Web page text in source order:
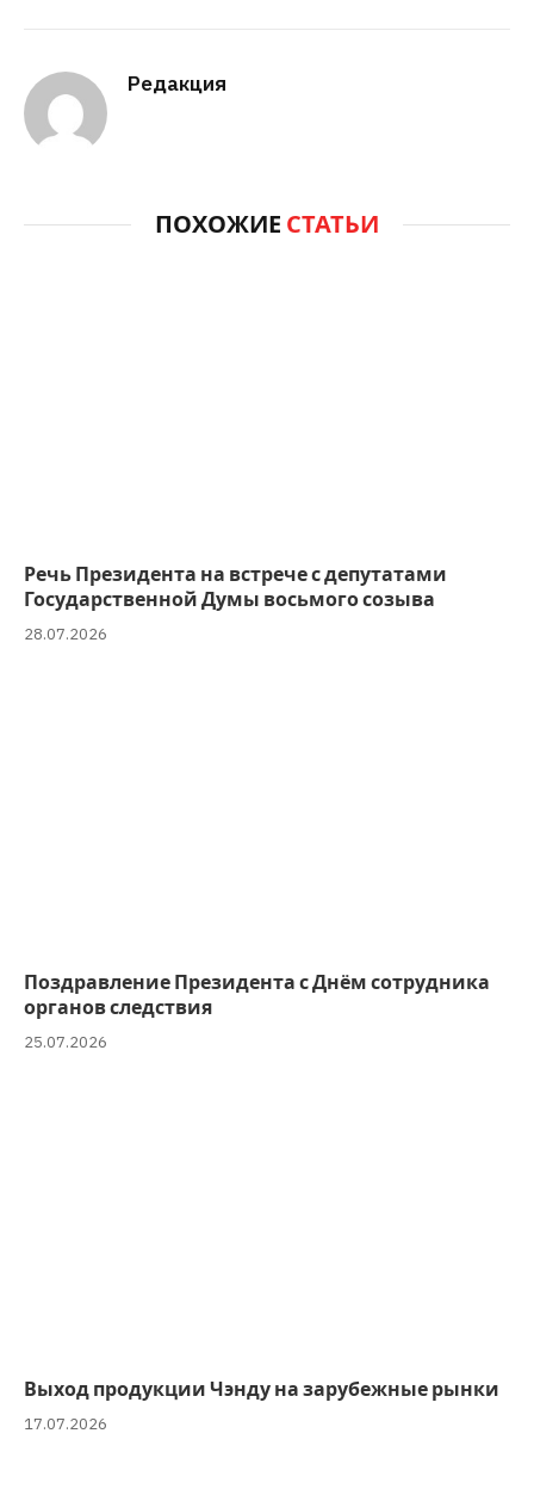
Редакция
ПОХОЖИЕ СТАТЬИ
Речь Президента на встрече с депутатами
Государственной Думы восьмого созыва
28.07.2026
Поздравление Президента с Днём сотрудника
органов следствия
25.07.2026
Выход продукции Чэнду на зарубежные рынки
17.07.2026